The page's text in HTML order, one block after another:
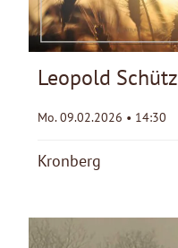
Leopold Schütz
Mo. 09.02.2026 • 14:30
Kronberg